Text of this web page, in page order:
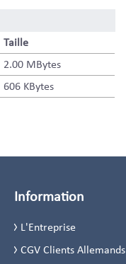
Taille
2.00 MBytes
606 KBytes
Information
L'Entreprise
CGV Clients Allemands